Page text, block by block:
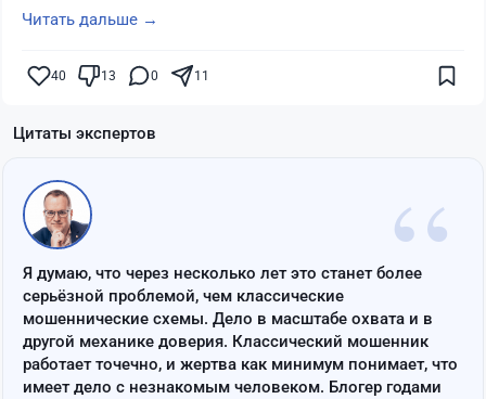
Читать дальше →
40 13 0 11
Цитаты экспертов
“
Я думаю, что через несколько лет это станет более
серьёзной проблемой, чем классические
мошеннические схемы. Дело в масштабе охвата и в
другой механике доверия. Классический мошенник
работает точечно, и жертва как минимум понимает, что
имеет дело с незнакомым человеком. Блогер годами